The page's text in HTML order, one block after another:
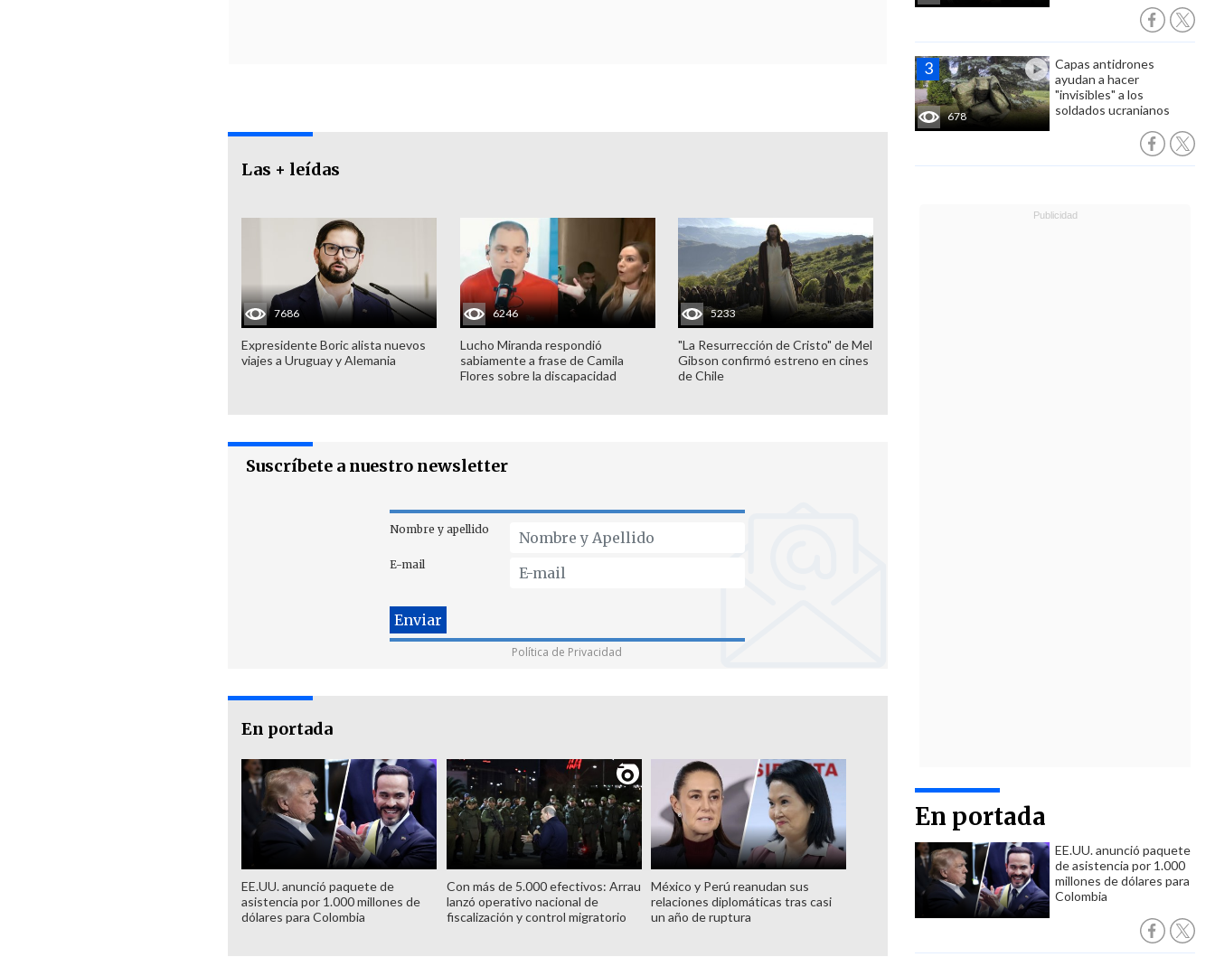
678
Capas antidrones
ayudan a hacer
"invisibles" a los
soldados ucranianos
En portada
EE.UU. anunció paquete
de asistencia por 1.000
millones de dólares para
Colombia
Las + leídas
7686
Expresidente Boric alista nuevos
viajes a Uruguay y Alemania
6246
Lucho Miranda respondió
sabiamente a frase de Camila
Flores sobre la discapacidad
5233
"La Resurrección de Cristo" de Mel
Gibson confirmó estreno en cines
de Chile
Suscríbete a nuestro newsletter
Nombre y apellido
E-mail
Política de Privacidad
En portada
EE.UU. anunció paquete de
asistencia por 1.000 millones de
dólares para Colombia
Con más de 5.000 efectivos: Arrau
lanzó operativo nacional de
fiscalización y control migratorio
México y Perú reanudan sus
relaciones diplomáticas tras casi
un año de ruptura